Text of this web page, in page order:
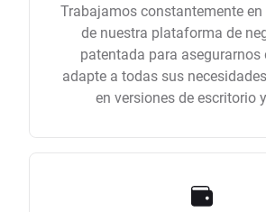
Trabajamos constantemente
de nuestra plataforma de
patentada para asegurarnos
adapte a todas sus
en versiones de escritorio